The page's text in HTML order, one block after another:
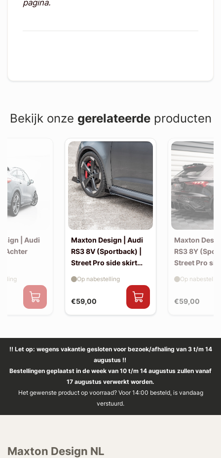
pagina.
Bekijk onze gerelateerdeproducten
| Audi
| Achter
Maxton Design | Audi
RS3 8V (Sportback) |
Street Pro side skirt
€59,00
Op nabestelling
Maxton
RS3 8Y
Street Pro
€59,00
Op
!! Let op: wegens vakantie gesloten voor bezoek/afhaling van 3 t/m 14
augustus !!
Bestellingen geplaatst in de week van 10 t/m 14 augustus zullen vanaf
17 augustus verwerkt worden.
Het gewenste product op voorraad? Voor 14:00 besteld, is vandaag
verstuurd.
Maxton Design NL